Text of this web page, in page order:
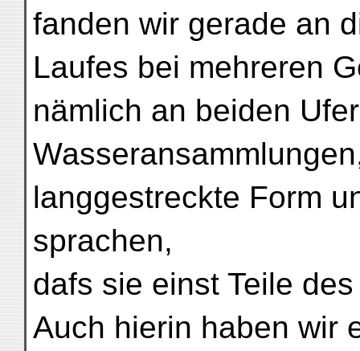
fanden wir gerade an
Laufes bei mehreren
nämlich an beiden
langgestreckte Form
sprachen,
dafs sie einst Teile
Auch hierin haben wir